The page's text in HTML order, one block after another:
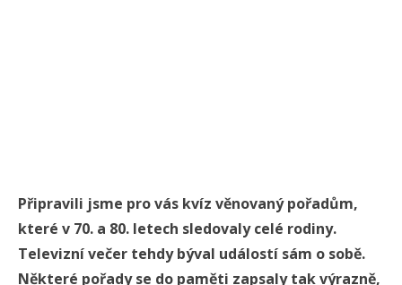
Připravili jsme pro vás kvíz věnovaný pořadům,
které v 70. a 80. letech sledovaly celé rodiny.
Televizní večer tehdy býval událostí sám o sobě.
Některé pořady se do paměti zapsaly tak výrazně,